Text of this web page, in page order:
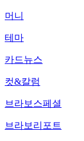
머니
테마
카드뉴스
컷&칼럼
브라보스페셜
브라보리포트